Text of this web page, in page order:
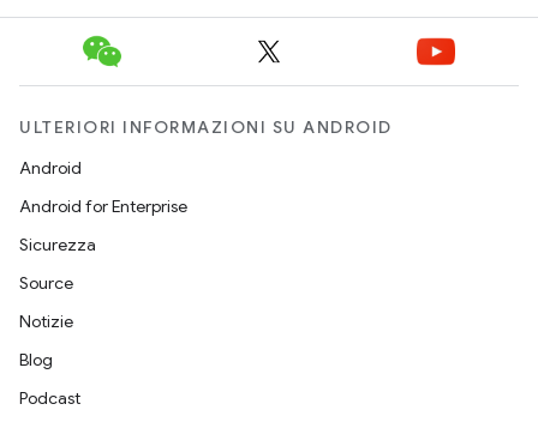
ULTERIORI INFORMAZIONI SU ANDROID
Android
Android for Enterprise
Sicurezza
Source
Notizie
Blog
Podcast